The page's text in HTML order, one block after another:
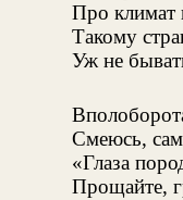
Про климат
Такому
Уж не
Смеюсь,
«Глаза
Прощайте,